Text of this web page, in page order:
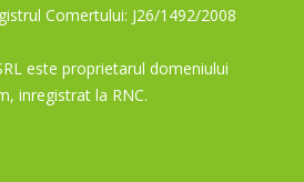
Comertului: J26/1492/2008
este proprietarul domeniului
inregistrat la RNC.